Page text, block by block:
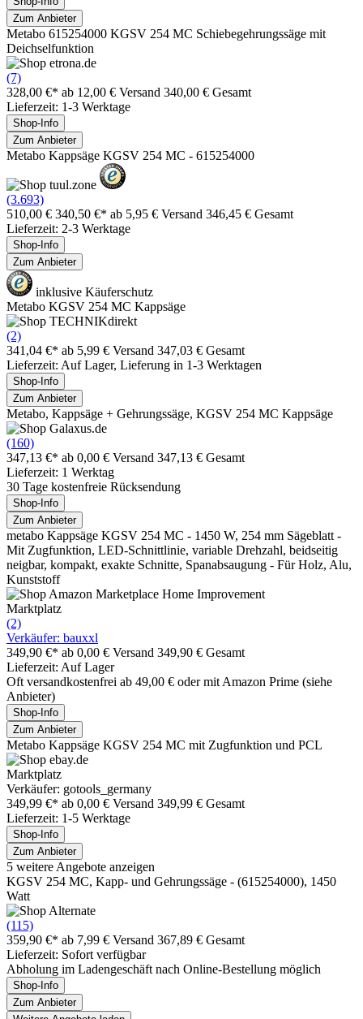
Zum Anbieter
Metabo 615254000 KGSV 254 MC Schiebegehrungssäge mit
Deichselfunktion
(7)
328,00 €* ab 12,00 € Versand 340,00 € Gesamt
Lieferzeit: 1-3 Werktage
Shop-Info
Zum Anbieter
Metabo Kappsäge KGSV 254 MC - 615254000
(3.693)
510,00 € 340,50 €* ab 5,95 € Versand 346,45 € Gesamt
Lieferzeit: 2-3 Werktage
Shop-Info
Zum Anbieter
inklusive Käuferschutz
Metabo KGSV 254 MC Kappsäge
(2)
341,04 €* ab 5,99 € Versand 347,03 € Gesamt
Lieferzeit: Auf Lager, Lieferung in 1-3 Werktagen
Shop-Info
Zum Anbieter
Metabo, Kappsäge + Gehrungssäge, KGSV 254 MC Kappsäge
(160)
347,13 €* ab 0,00 € Versand 347,13 € Gesamt
Lieferzeit: 1 Werktag
30 Tage kostenfreie Rücksendung
Shop-Info
Zum Anbieter
metabo Kappsäge KGSV 254 MC - 1450 W, 254 mm Sägeblatt -
Mit Zugfunktion, LED-Schnittlinie, variable Drehzahl, beidseitig
neigbar, kompakt, exakte Schnitte, Spanabsaugung - Für Holz, Alu,
Kunststoff
Marktplatz
(2)
Verkäufer: bauxxl
349,90 €* ab 0,00 € Versand 349,90 € Gesamt
Lieferzeit: Auf Lager
Oft versandkostenfrei ab 49,00 € oder mit Amazon Prime (siehe
Anbieter)
Shop-Info
Zum Anbieter
Metabo Kappsäge KGSV 254 MC mit Zugfunktion und PCL
Marktplatz
Verkäufer: gotools_germany
349,99 €* ab 0,00 € Versand 349,99 € Gesamt
Lieferzeit: 1-5 Werktage
Shop-Info
Zum Anbieter
5 weitere Angebote anzeigen
KGSV 254 MC, Kapp- und Gehrungssäge - (615254000), 1450
Watt
(115)
359,90 €* ab 7,99 € Versand 367,89 € Gesamt
Lieferzeit: Sofort verfügbar
Abholung im Ladengeschäft nach Online-Bestellung möglich
Shop-Info
Zum Anbieter